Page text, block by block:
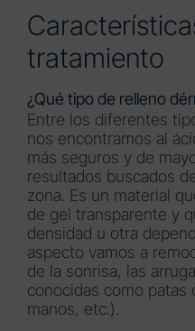
tratamiento
¿Qué tipo de relleno
Entre los diferentes
nos encontramos al
más seguros y de
resultados buscados
zona. Es un material
de gel transparente y
densidad u otra
aspecto vamos a
de la sonrisa, las
conocidas como patas
manos, etc.).